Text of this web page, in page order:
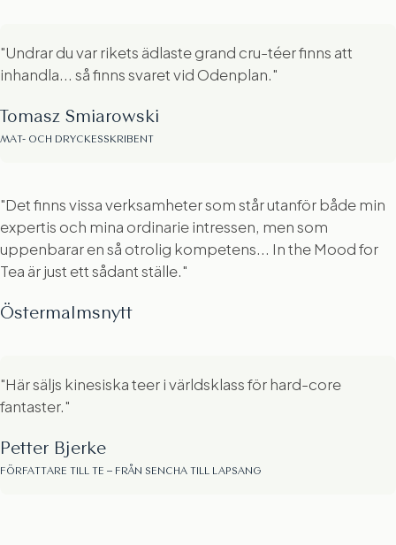
"Undrar du var rikets ädlaste grand cru-téer finns att
inhandla... så finns svaret vid Odenplan."
Tomasz Smiarowski
MAT- OCH DRYCKESSKRIBENT
"Det finns vissa verksamheter som står utanför både min
expertis och mina ordinarie intressen, men som
uppenbarar en så otrolig kompetens... In the Mood for
Tea är just ett sådant ställe."
Östermalmsnytt
"Här säljs kinesiska teer i världsklass för hard-core
fantaster."
Petter Bjerke
FÖRFATTARE TILL TE – FRÅN SENCHA TILL LAPSANG